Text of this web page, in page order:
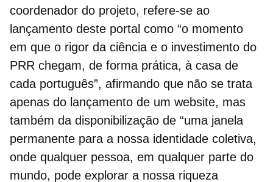
coordenador do projeto, refere-se ao
lançamento deste portal como “o momento
em que o rigor da ciência e o investimento do
PRR chegam, de forma prática, à casa de
cada português”, afirmando que não se trata
apenas do lançamento de um website, mas
também da disponibilização de “uma janela
permanente para a nossa identidade coletiva,
onde qualquer pessoa, em qualquer parte do
mundo, pode explorar a nossa riqueza